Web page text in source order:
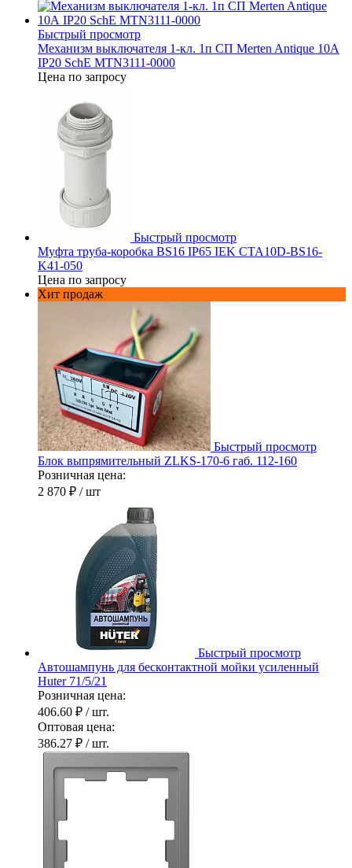
Быстрый просмотр
Механизм выключателя 1-кл. 1п СП Merten Antique 10А
IP20 SchE MTN3111-0000
Цена по запросу
Быстрый просмотр
Муфта труба-коробка BS16 IP65 IEK CTA10D-BS16-
K41-050
Цена по запросу
Хит продаж
Быстрый просмотр
Блок выпрямительный ZLKS-170-6 габ. 112-160
Розничная цена:
2 870 ₽ / шт
Быстрый просмотр
Автошампунь для бесконтактной мойки усиленный
Huter 71/5/21
Розничная цена:
406.60 ₽ / шт.
Оптовая цена:
386.27 ₽ / шт.